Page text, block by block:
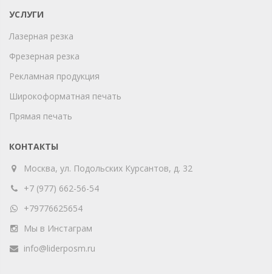
УСЛУГИ
Лазерная резка
Фрезерная резка
Рекламная продукция
Широкоформатная печать
Прямая печать
КОНТАКТЫ
Москва, ул. Подольских Курсантов, д. 32
+7 (977) 662-56-54
+79776625654
Мы в Инстаграм
info@liderposm.ru